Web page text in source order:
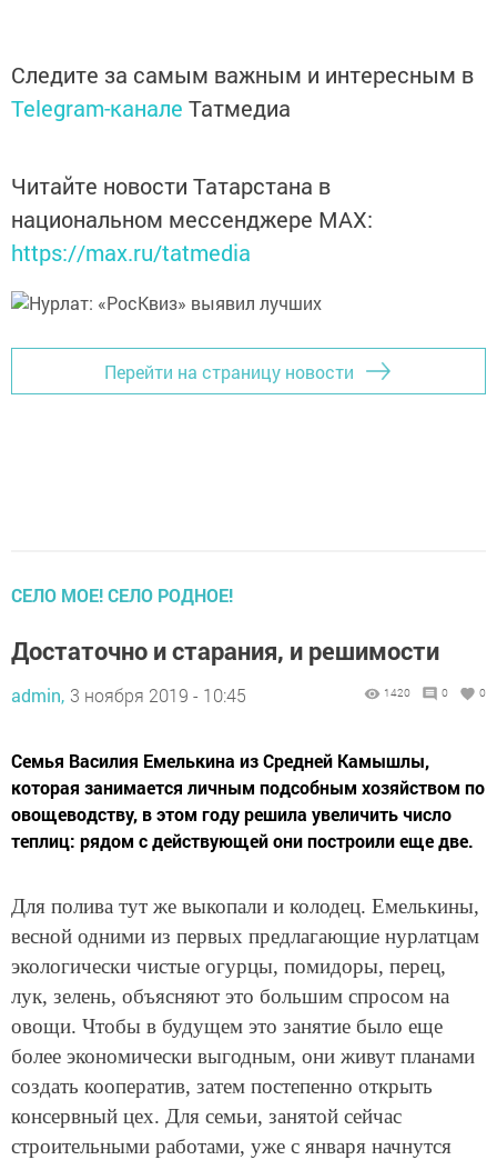
Следите за самым важным и интересным в
Telegram-канале Татмедиа
Читайте новости Татарстана в
национальном мессенджере MАХ:
https://max.ru/tatmedia
Перейти на страницу новости
СЕЛО МОЕ! СЕЛО РОДНОЕ!
Достаточно и старания, и решимости
admin, 3 ноября 2019 - 10:45 1420 0 0
Семья Василия Емелькина из Средней Камышлы,
которая занимается личным подсобным хозяйством по
овощеводству, в этом году решила увеличить число
теплиц: рядом с действующей они построили еще две.
Для полива тут же выкопали и колодец. Емелькины,
весной одними из первых предлагающие нурлатцам
экологически чистые огурцы, помидоры, перец,
лук, зелень, объясняют это большим спросом на
овощи. Чтобы в будущем это занятие было еще
более экономически выгодным, они живут планами
создать кооператив, затем постепенно открыть
консервный цех. Для семьи, занятой сейчас
строительными работами, уже с января начнутся